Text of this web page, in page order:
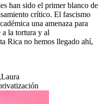
han sido el primer blanco de
crítico. El fascismo
una amenaza para
a la tortura y al
Rica no hemos llegado ahí,